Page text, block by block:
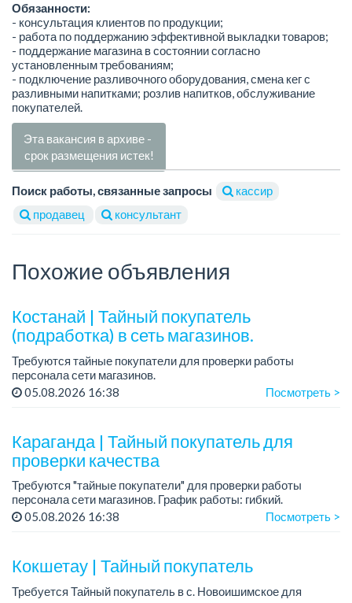
Обязанности:
- консультация клиентов по продукции;
- работа по поддержанию эффективной выкладки товаров;
- поддержание магазина в состоянии согласно
установленным требованиям;
- подключение разливочного оборудования, смена кег с
разливными напитками; розлив напитков, обслуживание
покупателей.
Эта вакансия в архиве -
срок размещения истек!
Поиск работы, связанные запросы
кассир
продавец
консультант
Похожие объявления
Костанай | Тайный покупатель
(подработка) в сеть магазинов.
Требуются тайные покупатели для проверки работы
персонала сети магазинов.
Требования: Ответственность, Внимательность, Грамотная
05.08.2026 16:38 Посмотреть >
Караганда | Тайный покупатель для
проверки качества
Требуются "тайные покупатели" для проверки работы
персонала сети магазинов. График работы: гибкий.
Требования: Ответственность, Внимательность, Грамотная
05.08.2026 16:38 Посмотреть >
Кокшетау | Тайный покупатель
Требуется Тайный покупатель в с. Новоишимское для